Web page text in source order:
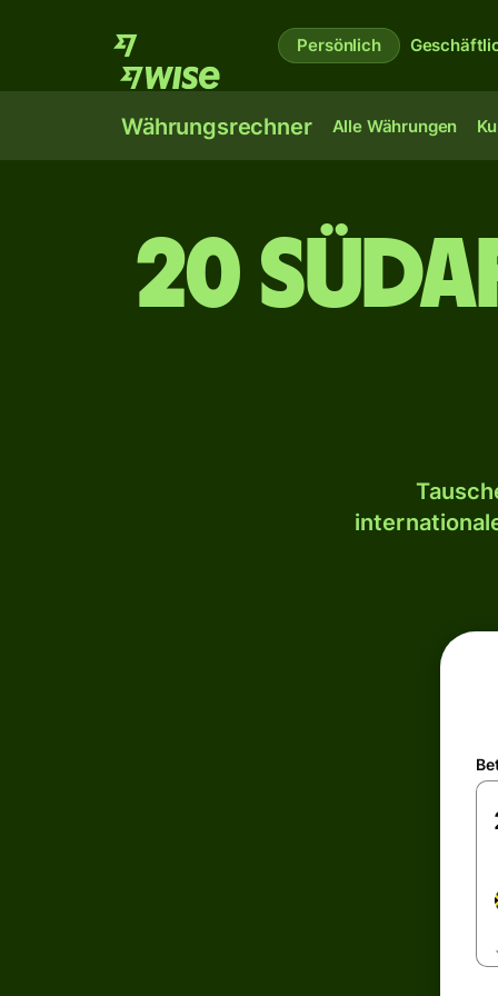
Persönlich
Währungsrechner Alle Währungen
20